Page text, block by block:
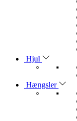
Hjul
Hængsler